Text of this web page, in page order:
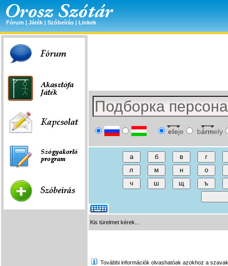
Fórum | Játék | Szóbeírás | Linkek
eleje bármely
Kis türelmet kérek...
További információk olvashatóak azokhoz a